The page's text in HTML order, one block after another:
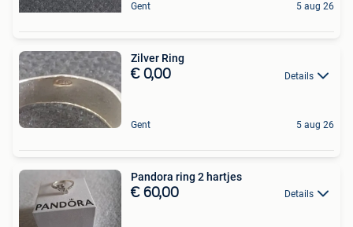
Gent 5 aug 26
Zilver Ring
€ 0,00 Details
Gent 5 aug 26
Pandora ring 2 hartjes
€ 60,00 Details